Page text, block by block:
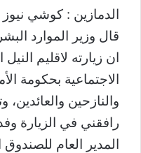
س
ر
د
إ
ل
ك
الدمازين : كوشي نيوز
قال وزير الموارد
الاجتماعية بحكومة
والنازحين
رافقني في الزيارة
المدير العام